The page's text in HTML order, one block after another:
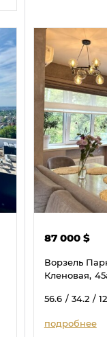
87 000 $
Ворзель
Кленовая,
56.6 / 34.2 /
подробнее